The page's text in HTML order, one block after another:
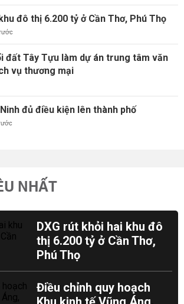
đô thị 6.200 tỷ ở Cần Thơ, Phú Thọ
đất Tây Tựu làm dự án trung tâm văn
vụ thương mại
đủ điều kiện lên thành phố
NHẤT
DXG rút khỏi hai khu đô
thị 6.200 tỷ ở Cần Thơ,
Phú Thọ
Điều chỉnh quy hoạch